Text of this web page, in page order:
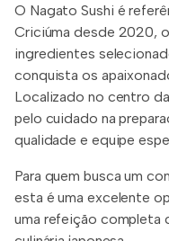
O Nagato Sushi é
Criciúma desde 2020,
ingredientes
conquista os
Localizado no centro
pelo cuidado na
qualidade e equipe
Para quem busca um
esta é uma excelente
uma refeição completa